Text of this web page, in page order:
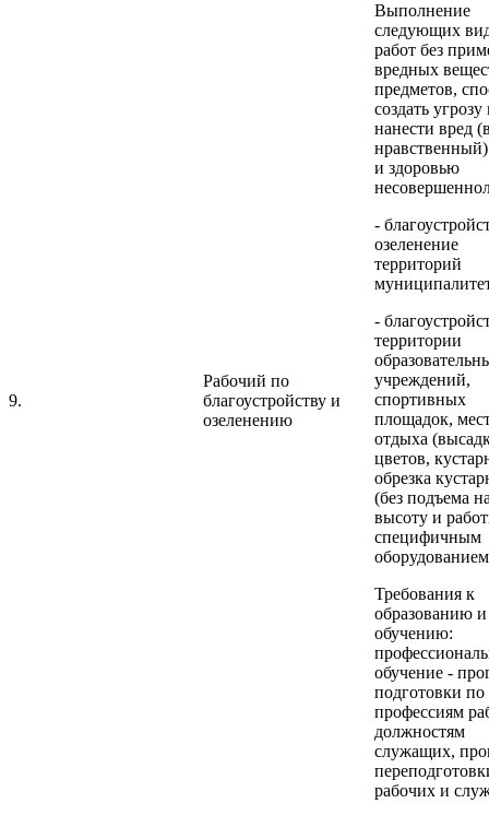
9.
Рабочий по
благоустройству и
озеленению
Выполнение
следующих
работ без
вредных
предметов,
создать
нанести вред
и здоровью
-
озеленение
территорий
-
территории
учреждений,
спортивных
площадок,
отдыха
цветов,
обрезка
(без подъема
высоту и
специфичным
Требования к
образованию и
обучению:
обучение -
подготовки по
профессиям
должностям
служащих,
рабочих и